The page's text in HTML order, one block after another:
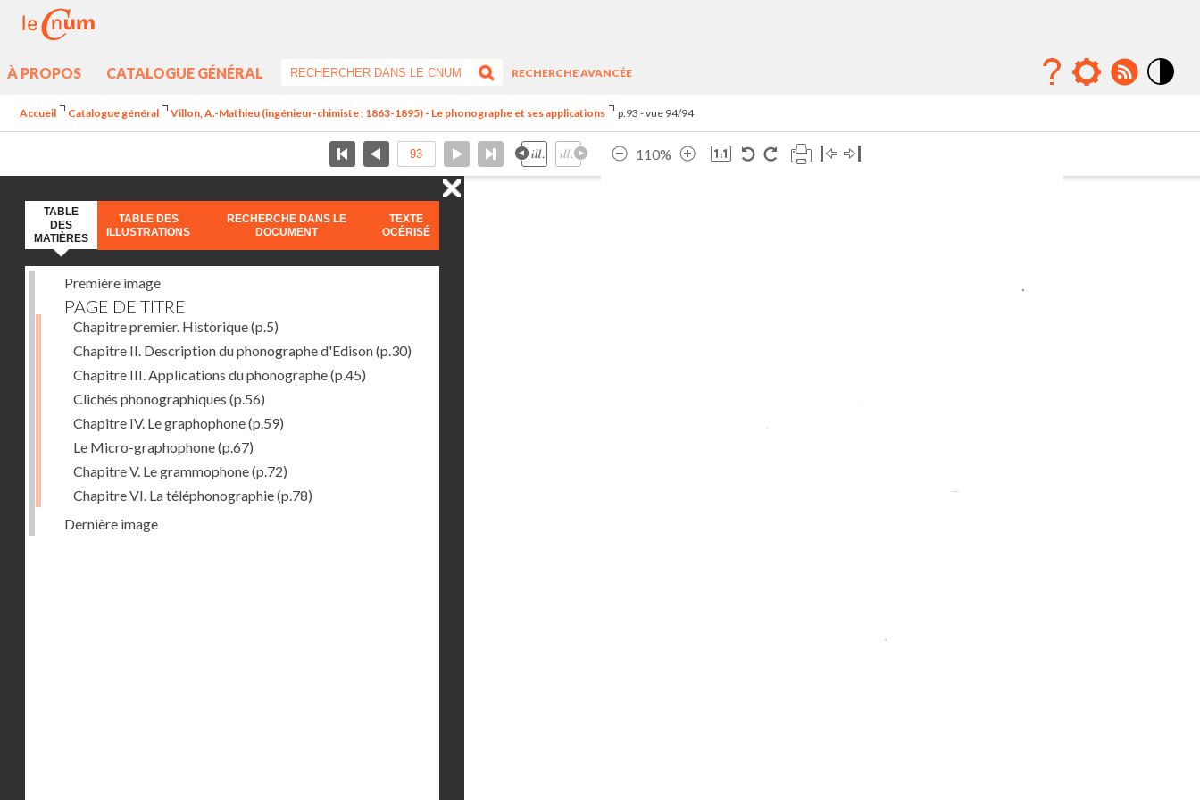
À PROPOS CATALOGUE GÉNÉRAL
RECHERCHE AVANCÉE
Accueil Catalogue général Villon, A.-Mathieu (ingénieur-chimiste ; 1863-1895) - Le phonographe et ses applications p.93 - vue 94/94
110%
TABLE
DES
MATIÈRES
TABLE DES
ILLUSTRATIONS
RECHERCHE DANS LE
DOCUMENT
TEXTE
OCÉRISÉ
Première image
PAGE DE TITRE
Chapitre premier. Historique(p.5)
Chapitre II. Description du phonographe d'Edison(p.30)
Chapitre III. Applications du phonographe(p.45)
Clichés phonographiques (p.56)
Chapitre IV. Le graphophone(p.59)
Le Micro-graphophone(p.67)
Chapitre V. Le grammophone(p.72)
Chapitre VI. La téléphonographie(p.78)
Dernière image